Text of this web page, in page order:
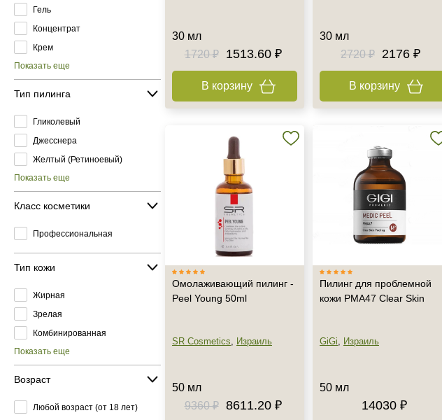
Гель
Концентрат
Крем
Показать еще
Тип пилинга
Гликолевый
Джесснера
Желтый (Ретиноевый)
Показать еще
Класс косметики
Профессиональная
Тип кожи
Жирная
Зрелая
Комбинированная
Показать еще
Возраст
Любой возраст (от 18 лет)
30 мл
1720 ₽
1513.60 ₽
В корзину
30 мл
2720 ₽
2176 ₽
В корзину
Омолаживающий пилинг -
Peel Young 50ml
SR Cosmetics, Израиль
50 мл
9360 ₽
8611.20 ₽
Пилинг для проблемной
кожи PMA47 Clear Skin
GiGi, Израиль
50 мл
14030 ₽